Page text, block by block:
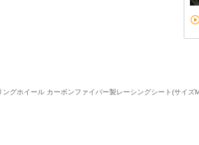
ホイール カーボンファイバー製レーシングシート(サイズ